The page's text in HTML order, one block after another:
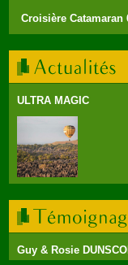
Croisière Catamaran
ULTRA MAGIC
Guy & Rosie